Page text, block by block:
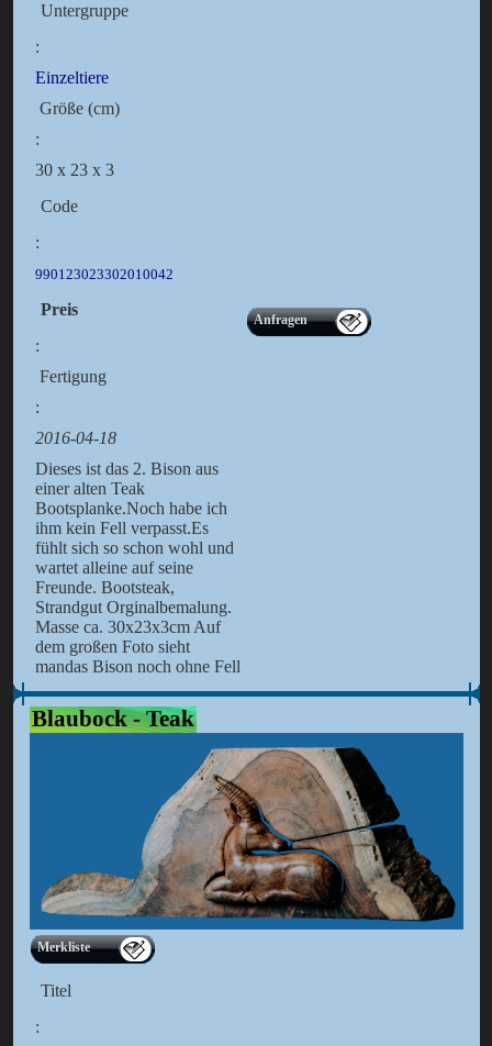
Untergruppe
:
Einzeltiere
Größe (cm)
:
30 x 23 x 3
Code
:
990123023302010042
Preis
:
Anfragen
Fertigung
:
2016-04-18
Dieses ist das 2. Bison aus
einer alten Teak
Bootsplanke.Noch habe ich
ihm kein Fell verpasst.Es
fühlt sich so schon wohl und
wartet alleine auf seine
Freunde. Bootsteak,
Strandgut Orginalbemalung.
Masse ca. 30x23x3cm Auf
dem großen Foto sieht
mandas Bison noch ohne Fell
Blaubock - Teak
Merkliste
Titel
: